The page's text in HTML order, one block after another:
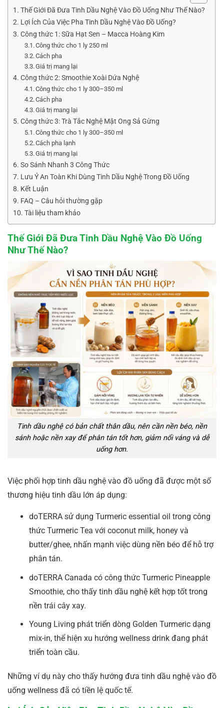
Thế Giới Đã Đưa Tinh Dầu Nghệ Vào Đồ Uống Như Thế Nào?
Lợi Ích Của Việc Pha Tinh Dầu Nghệ Vào Đồ Uống?
Công thức 1: Sữa Hạt Sen – Macca Hoàng Kim
Công thức cho 1 ly 250 ml
Cách pha
Giá trị mang lại
Công thức 2: Smoothie Xoài Dứa Nghệ
Công thức cho 1 ly 300–350 ml
Cách pha
Giá trị mang lại
Công thức 3: Trà Tắc Nghệ Mật Ong Sả Gừng
Công thức cho 1 ly 300–350 ml
Cách pha lạnh
Giá trị mang lại
So Sánh Nhanh 3 Công Thức
Lưu Ý An Toàn Khi Dùng Tinh Dầu Nghệ Trong Đồ Uống
Kết Luận
FAQ – Câu hỏi thường gặp
Tài liệu tham khảo
Thế Giới Đã Đưa Tinh Dầu Nghệ Vào Đồ Uống
Như Thế Nào?
Tinh dầu nghệ có bản chất thân dầu, nên cần nền béo, nền
sánh hoặc nền xay để phân tán tốt hơn, giảm nổi váng và dễ
uống hơn.
Việc phối hợp tinh dầu nghệ vào đồ uống đã được một số
thương hiệu tinh dầu lớn áp dụng:
doTERRA sử dụng Turmeric essential oil trong công
thức Turmeric Tea với coconut milk, honey và
butter/ghee, nhấn mạnh việc dùng nền béo để hỗ trợ
phân tán.
doTERRA Canada có công thức Turmeric Pineapple
Smoothie, cho thấy tinh dầu nghệ kết hợp tốt trong
nền trái cây xay.
Young Living phát triển dòng Golden Turmeric dạng
mix-in, thể hiện xu hướng wellness drink đang phát
triển toàn cầu.
Những ví dụ này cho thấy hướng đưa tinh dầu nghệ vào đồ
uống wellness đã có tiền lệ quốc tế.